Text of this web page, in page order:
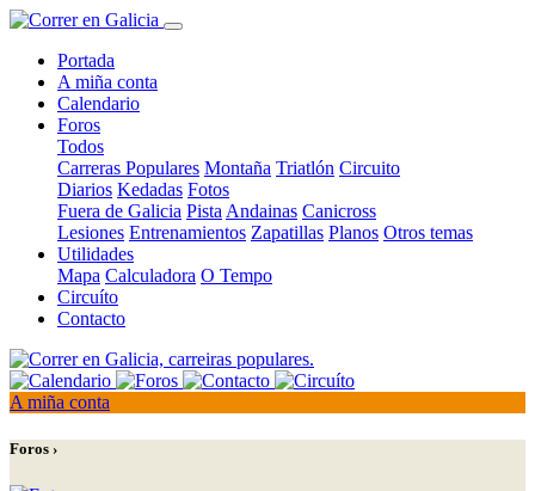
Portada
A miña conta
Calendario
Foros
Todos
Carreras Populares Montaña Triatlón Circuito
Diarios Kedadas Fotos
Fuera de Galicia Pista Andainas Canicross
Lesiones Entrenamientos Zapatillas Planos Otros temas
Utilidades
Mapa Calculadora O Tempo
Circuíto
Contacto
A miña conta
Foros ›